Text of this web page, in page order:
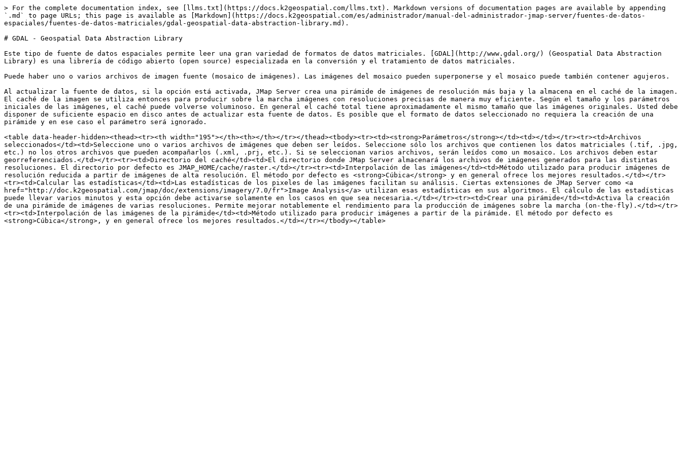
> For the complete documentation index, see [llms.txt](https://docs.k2geospatial.com/llms.txt). Markdown versions of documentation pages are available by appending
`.md` to page URLs; this page is available as [Markdown](https://docs.k2geospatial.com/es/administrador/manual-del-administrador-jmap-server/fuentes-de-datos-
espaciales/fuentes-de-datos-matriciales/gdal-geospatial-data-abstraction-library.md).
# GDAL - Geospatial Data Abstraction Library
Este tipo de fuente de datos espaciales permite leer una gran variedad de formatos de datos matriciales. [GDAL](http://www.gdal.org/) (Geospatial Data Abstraction
Library) es una librería de código abierto (open source) especializada en la conversión y el tratamiento de datos matriciales.
Puede haber uno o varios archivos de imagen fuente (mosaico de imágenes). Las imágenes del mosaico pueden superponerse y el mosaico puede también contener agujeros.
Al actualizar la fuente de datos, si la opción está activada, JMap Server crea una pirámide de imágenes de resolución más baja y la almacena en el caché de la imagen.
El caché de la imagen se utiliza entonces para producir sobre la marcha imágenes con resoluciones precisas de manera muy eficiente. Según el tamaño y los parámetros
iniciales de las imágenes, el caché puede volverse voluminoso. En general el caché total tiene aproximadamente el mismo tamaño que las imágenes originales. Usted debe
disponer de suficiente espacio en disco antes de actualizar esta fuente de datos. Es posible que el formato de datos seleccionado no requiera la creación de una
pirámide y en ese caso el parámetro será ignorado.
<table data-header-hidden><thead><tr><th width="195"></th><th></th></tr></thead><tbody><tr><td><strong>Parámetros</strong></td><td></td></tr><tr><td>Archivos
seleccionados</td><td>Seleccione uno o varios archivos de imágenes que deben ser leídos. Seleccione sólo los archivos que contienen los datos matriciales (.tif, .jpg,
etc.) no los otros archivos que pueden acompañarlos (.xml, .prj, etc.). Si se seleccionan varios archivos, serán leídos como un mosaico. Los archivos deben estar
georreferenciados.</td></tr><tr><td>Directorio del caché</td><td>El directorio donde JMap Server almacenará los archivos de imágenes generados para las distintas
resoluciones. El directorio por defecto es JMAP_HOME/cache/raster.</td></tr><tr><td>Interpolación de las imágenes</td><td>Método utilizado para producir imágenes de
resolución reducida a partir de imágenes de alta resolución. El método por defecto es <strong>Cúbica</strong> y en general ofrece los mejores resultados.</td></tr>
<tr><td>Calcular las estadísticas</td><td>Las estadísticas de los pixeles de las imágenes facilitan su análisis. Ciertas extensiones de JMap Server como <a
href="http://doc.k2geospatial.com/jmap/doc/extensions/imagery/7.0/fr">Image Analysis</a> utilizan esas estadísticas en sus algoritmos. El cálculo de las estadísticas
puede llevar varios minutos y esta opción debe activarse solamente en los casos en que sea necesaria.</td></tr><tr><td>Crear una pirámide</td><td>Activa la creación
de una pirámide de imágenes de varias resoluciones. Permite mejorar notablemente el rendimiento para la producción de imágenes sobre la marcha (on-the-fly).</td></tr>
<tr><td>Interpolación de las imágenes de la pirámide</td><td>Método utilizado para producir imágenes a partir de la pirámide. El método por defecto es